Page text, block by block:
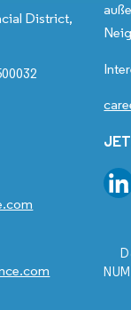
District,